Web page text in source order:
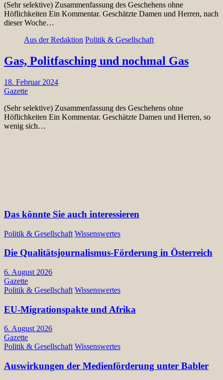
(Sehr selektive) Zusammenfassung des Geschehens ohne
Höflichkeiten Ein Kommentar. Geschätzte Damen und Herren, nach
dieser Woche…
Aus der Redaktion Politik & Gesellschaft
Gas, Politfasching und nochmal Gas
18. Februar 2024
Gazette
(Sehr selektive) Zusammenfassung des Geschehens ohne
Höflichkeiten Ein Kommentar. Geschätzte Damen und Herren, so
wenig sich…
Das könnte Sie auch interessieren
Politik & Gesellschaft Wissenswertes
Die Qualitätsjournalismus-Förderung in Österreich
6. August 2026
Gazette
Politik & Gesellschaft Wissenswertes
EU-Migrationspakte und Afrika
6. August 2026
Gazette
Politik & Gesellschaft Wissenswertes
Auswirkungen der Medienförderung unter Babler